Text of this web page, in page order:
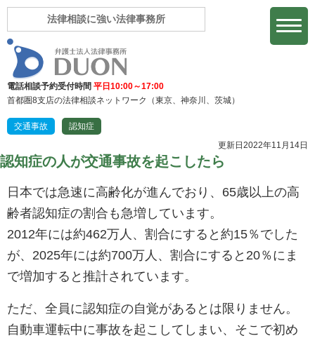
法律相談に強い法律事務所
電話相談予約受付時間 平日10:00～17:00
首都圏8支店の法律相談ネットワーク
（東京、神奈川、茨城）
交通事故
認知症
更新日2022年11月14日
認知症の人が交通事故を起こしたら
日本では急速に高齢化が進んでおり、65歳以上の高
齢者認知症の割合も急増しています。
2012年には約462万人、割合にすると約15％でした
が、2025年には約700万人、割合にすると20％にま
で増加すると推計されています。
ただ、全員に認知症の自覚があるとは限りません。
自動車運転中に事故を起こしてしまい、そこで初め